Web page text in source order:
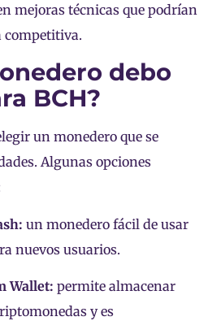
mejoras técnicas que podrían
competitiva.
debo
BCH?
un monedero que se
Algunas opciones
un monedero fácil de usar
nuevos usuarios.
Wallet: permite almacenar
y es